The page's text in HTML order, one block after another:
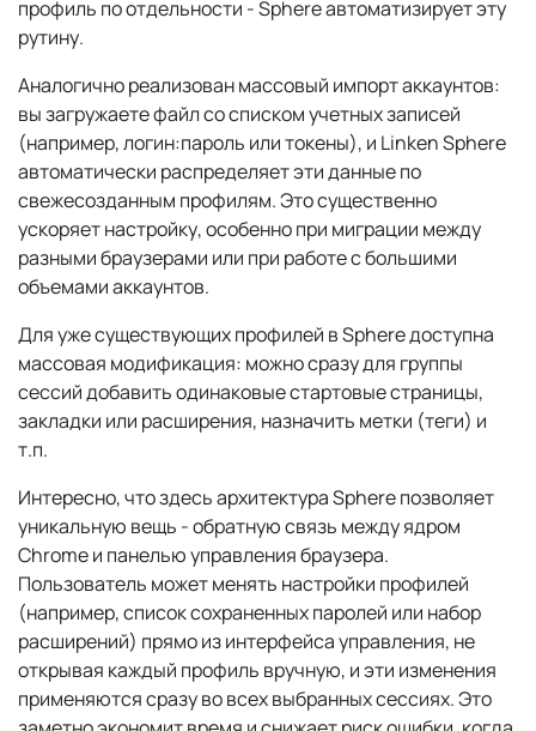
профиль по отдельности - Sphere автоматизирует эту
рутину.
Аналогично реализован массовый импорт аккаунтов:
вы загружаете файл со списком учетных записей
(например, логин:пароль или токены), и Linken Sphere
автоматически распределяет эти данные по
свежесозданным профилям. Это существенно
ускоряет настройку, особенно при миграции между
разными браузерами или при работе с большими
объемами аккаунтов.
Для уже существующих профилей в Sphere доступна
массовая модификация: можно сразу для группы
сессий добавить одинаковые стартовые страницы,
закладки или расширения, назначить метки (теги) и
т.п.
Интересно, что здесь архитектура Sphere позволяет
уникальную вещь - обратную связь между ядром
Chrome и панелью управления браузера.
Пользователь может менять настройки профилей
(например, список сохраненных паролей или набор
расширений) прямо из интерфейса управления, не
открывая каждый профиль вручную, и эти изменения
применяются сразу во всех выбранных сессиях. Это